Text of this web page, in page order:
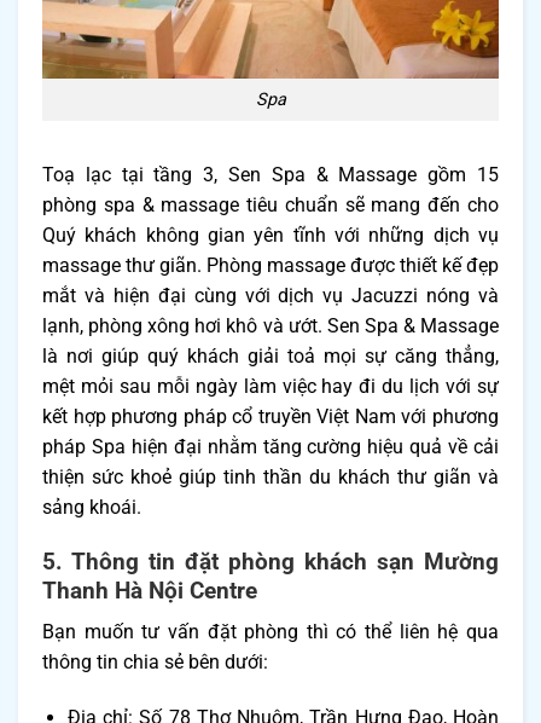
Spa
Toạ lạc tại tầng 3, Sen Spa & Massage gồm 15
phòng spa & massage tiêu chuẩn sẽ mang đến cho
Quý khách không gian yên tĩnh với những dịch vụ
massage thư giãn. Phòng massage được thiết kế đẹp
mắt và hiện đại cùng với dịch vụ Jacuzzi nóng và
lạnh, phòng xông hơi khô và ướt. Sen Spa & Massage
là nơi giúp quý khách giải toả mọi sự căng thẳng,
mệt mỏi sau mỗi ngày làm việc hay đi du lịch với sự
kết hợp phương pháp cổ truyền Việt Nam với phương
pháp Spa hiện đại nhằm tăng cường hiệu quả về cải
thiện sức khoẻ giúp tinh thần du khách thư giãn và
sảng khoái.
5. Thông tin đặt phòng khách sạn Mường
Thanh Hà Nội Centre
Bạn muốn tư vấn đặt phòng thì có thể liên hệ qua
thông tin chia sẻ bên dưới:
Địa chỉ: Số 78 Thợ Nhuộm, Trần Hưng Đạo, Hoàn